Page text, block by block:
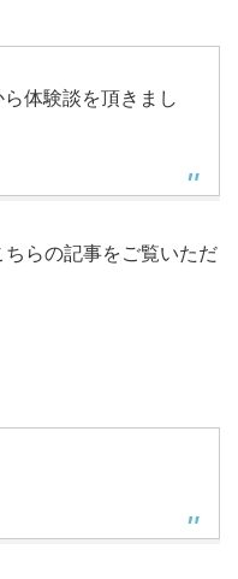
体験談を頂きまし
らの記事をご覧いただ